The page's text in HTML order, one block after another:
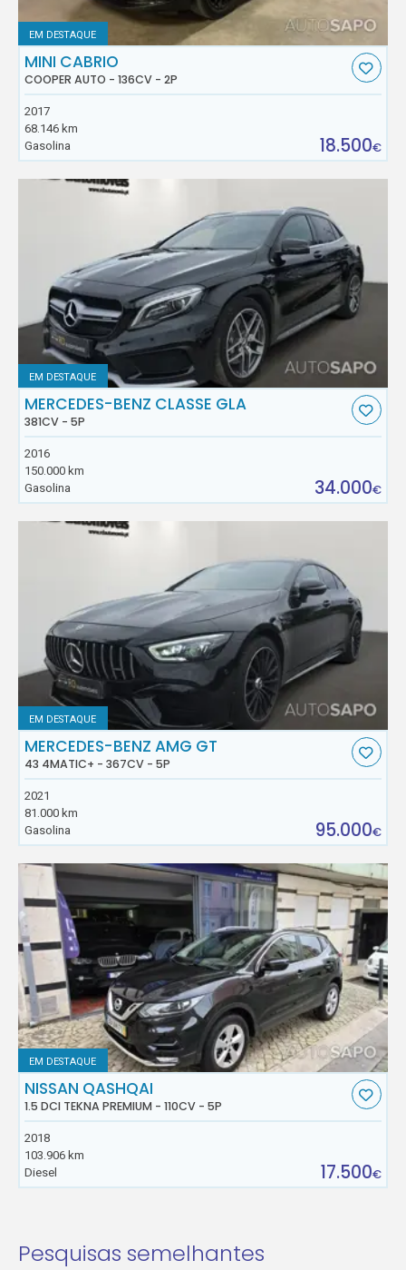
EM DESTAQUE
MINI CABRIO
COOPER AUTO - 136CV - 2P
2017
68.146 km
Gasolina
18.500€
EM DESTAQUE
MERCEDES-BENZ CLASSE GLA
381CV - 5P
2016
150.000 km
Gasolina
34.000€
EM DESTAQUE
MERCEDES-BENZ AMG GT
43 4MATIC+ - 367CV - 5P
2021
81.000 km
Gasolina
95.000€
EM DESTAQUE
NISSAN QASHQAI
1.5 DCI TEKNA PREMIUM - 110CV - 5P
2018
103.906 km
Diesel
17.500€
Pesquisas semelhantes